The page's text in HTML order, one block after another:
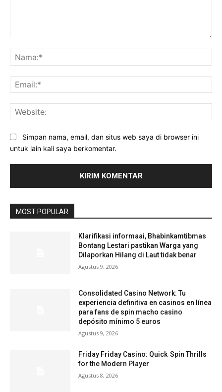
Simpan nama, email, dan situs web saya di browser ini
untuk lain kali saya berkomentar.
MOST POPULAR
Klarifikasi informaai, Bhabinkamtibmas
Bontang Lestari pastikan Warga yang
Dilaporkan Hilang di Laut tidak benar
Agustus 9, 2026
Consolidated Casino Network: Tu
experiencia definitiva en casinos en línea
para fans de spin macho casino
depósito mínimo 5 euros
Agustus 9, 2026
Friday Friday Casino: Quick‑Spin Thrills
for the Modern Player
Agustus 8, 2026